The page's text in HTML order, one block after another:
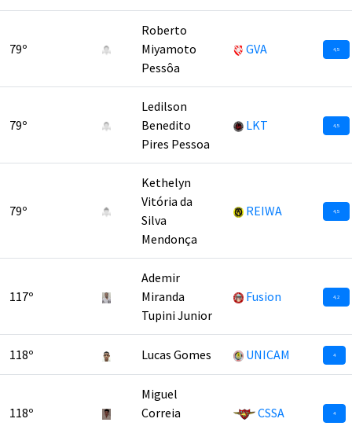
79º
Roberto
Miyamoto
Pessôa
GVA 4,5
79º
Ledilson
Benedito
Pires Pessoa
LKT 4,5
79º
Kethelyn
Vitória da
Silva
Mendonça
REIWA 4,5
117º
Ademir
Miranda
Tupini Junior
Fusion 4,2
118º Lucas Gomes UNICAM 4
118º
Miguel
Correia
CSSA 4